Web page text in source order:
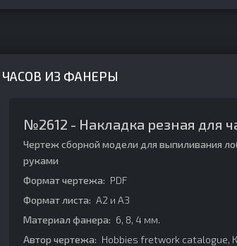
ИЗ ФАНЕРЫ
№2612 - Накладка резная для
Чертеж сборной модели для выпиливания
руками
Формат чертежа: PDF
Формат листа: А2 и А3
Материал фанера: 6, 8, 4 мм.
Автор чертежа: Hobbies fretwork catalogue,